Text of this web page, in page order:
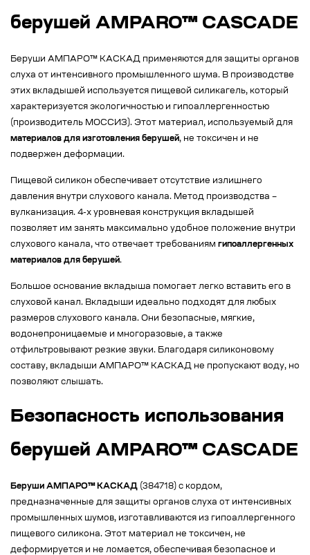
берушей AMPARO™ CASCADE
Беруши АМПАРО™ КАСКАД применяются для защиты органов
слуха от интенсивного промышленного шума. В производстве
этих вкладышей используется пищевой силикагель, который
характеризуется экологичностью и гипоаллергенностью
(производитель МОССИЗ). Этот материал, используемый для
материалов для изготовления берушей, не токсичен и не
подвержен деформации.
Пищевой силикон обеспечивает отсутствие излишнего
давления внутри слухового канала. Метод производства –
вулканизация. 4-х уровневая конструкция вкладышей
позволяет им занять максимально удобное положение внутри
слухового канала, что отвечает требованиям гипоаллергенных
материалов для берушей.
Большое основание вкладыша помогает легко вставить его в
слуховой канал. Вкладыши идеально подходят для любых
размеров слухового канала. Они безопасные, мягкие,
водонепроницаемые и многоразовые, а также
отфильтровывают резкие звуки. Благодаря силиконовому
составу, вкладыши АМПАРО™ КАСКАД не пропускают воду, но
позволяют слышать.
Безопасность использования
берушей AMPARO™ CASCADE
Беруши АМПАРО™ КАСКАД (384718) с кордом,
предназначенные для защиты органов слуха от интенсивных
промышленных шумов, изготавливаются из гипоаллергенного
пищевого силикона. Этот материал не токсичен, не
деформируется и не ломается, обеспечивая безопасное и